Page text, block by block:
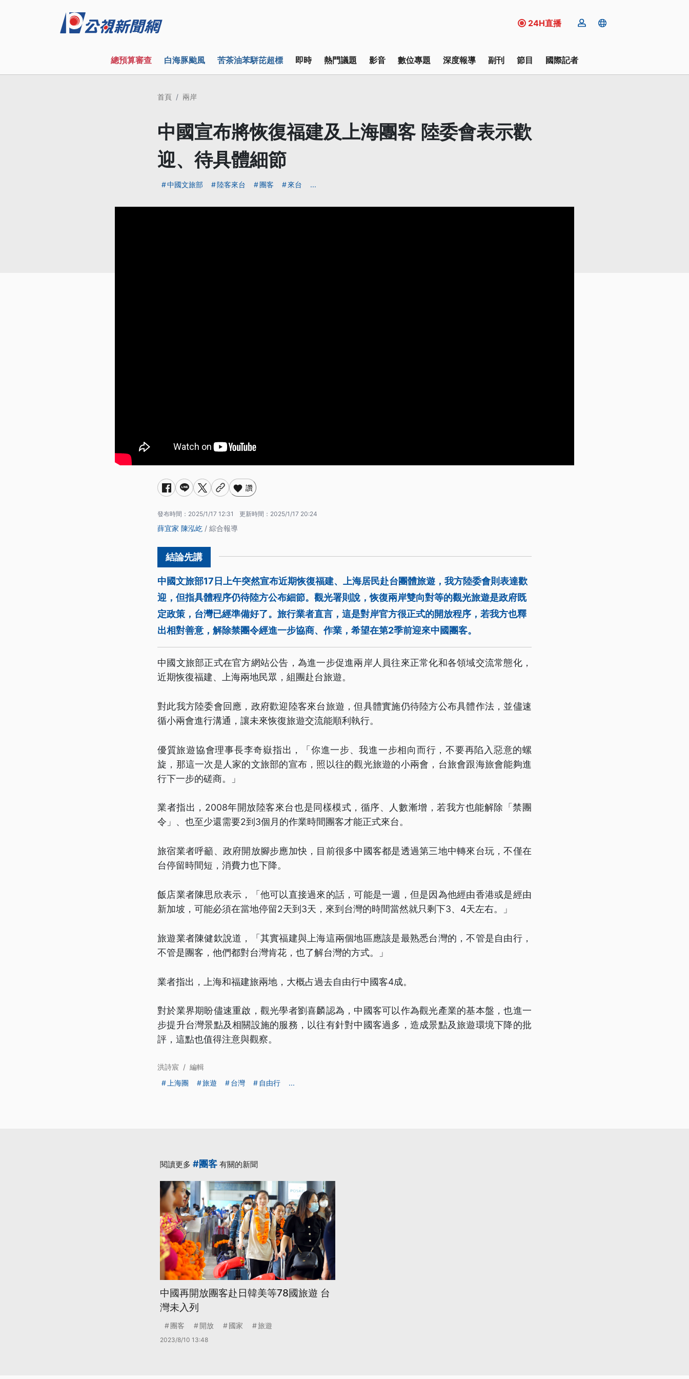
24H直播
總預算審查 白海豚颱風 苦茶油苯駢芘超標 即時 熱門議題 影音 數位專題 深度報導 副刊 節目 國際記者
首頁 兩岸
中國宣布將恢復福建及上海團客 陸委會表示歡
迎、待具體細節
中國文旅部 陸客來台 團客 來台 ...
讚
發布時間： 2025/1/17 12:31 更新時間： 2025/1/17 20:24
薛宜家 陳泓屹 / 綜合報導
中國文旅部17日上午突然宣布近期恢復福建、上海居民赴台團體旅遊，我方陸委會則表達歡
迎，但指具體程序仍待陸方公布細節。觀光署則說，恢復兩岸雙向對等的觀光旅遊是政府既
定政策，台灣已經準備好了。旅行業者直言，這是對岸官方很正式的開放程序，若我方也釋
出相對善意，解除禁團令經進一步協商、作業，希望在第2季前迎來中國團客。
中國文旅部正式在官方網站公告，為進一步促進兩岸人員往來正常化和各領域交流常態化，
近期恢復福建、上海兩地民眾，組團赴台旅遊。
對此我方陸委會回應，政府歡迎陸客來台旅遊，但具體實施仍待陸方公布具體作法，並儘速
循小兩會進行溝通，讓未來恢復旅遊交流能順利執行。
優質旅遊協會理事長李奇嶽指出，「你進一步、我進一步相向而行，不要再陷入惡意的螺
旋，那這一次是人家的文旅部的宣布，照以往的觀光旅遊的小兩會，台旅會跟海旅會能夠進
行下一步的磋商。」
業者指出，2008年開放陸客來台也是同樣模式，循序、人數漸增，若我方也能解除「禁團
令」、也至少還需要2到3個月的作業時間團客才能正式來台。
旅宿業者呼籲、政府開放腳步應加快，目前很多中國客都是透過第三地中轉來台玩，不僅在
台停留時間短，消費力也下降。
飯店業者陳思欣表示，「他可以直接過來的話，可能是一週，但是因為他經由香港或是經由
新加坡，可能必須在當地停留2天到3天，來到台灣的時間當然就只剩下3、4天左右。」
旅遊業者陳健欽說道，「其實福建與上海這兩個地區應該是最熟悉台灣的，不管是自由行，
不管是團客，他們都對台灣肯花，也了解台灣的方式。」
業者指出，上海和福建旅兩地，大概占過去自由行中國客4成。
對於業界期盼儘速重啟，觀光學者劉喜麟認為，中國客可以作為觀光產業的基本盤，也進一
步提升台灣景點及相關設施的服務，以往有針對中國客過多，造成景點及旅遊環境下降的批
評，這點也值得注意與觀察。
洪詩宸 / 編輯
上海團
旅遊 台灣 自由行 ...
閱讀更多 #團客 有關的新聞
中國再開放團客赴日韓美等78國旅遊 台
灣未入列
團客 開放 國家 旅遊
2023/8/10 13:48